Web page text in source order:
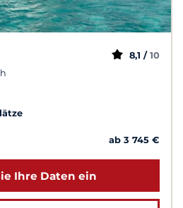
8,1 / 10
ab 3 745 €
Ihre Daten ein